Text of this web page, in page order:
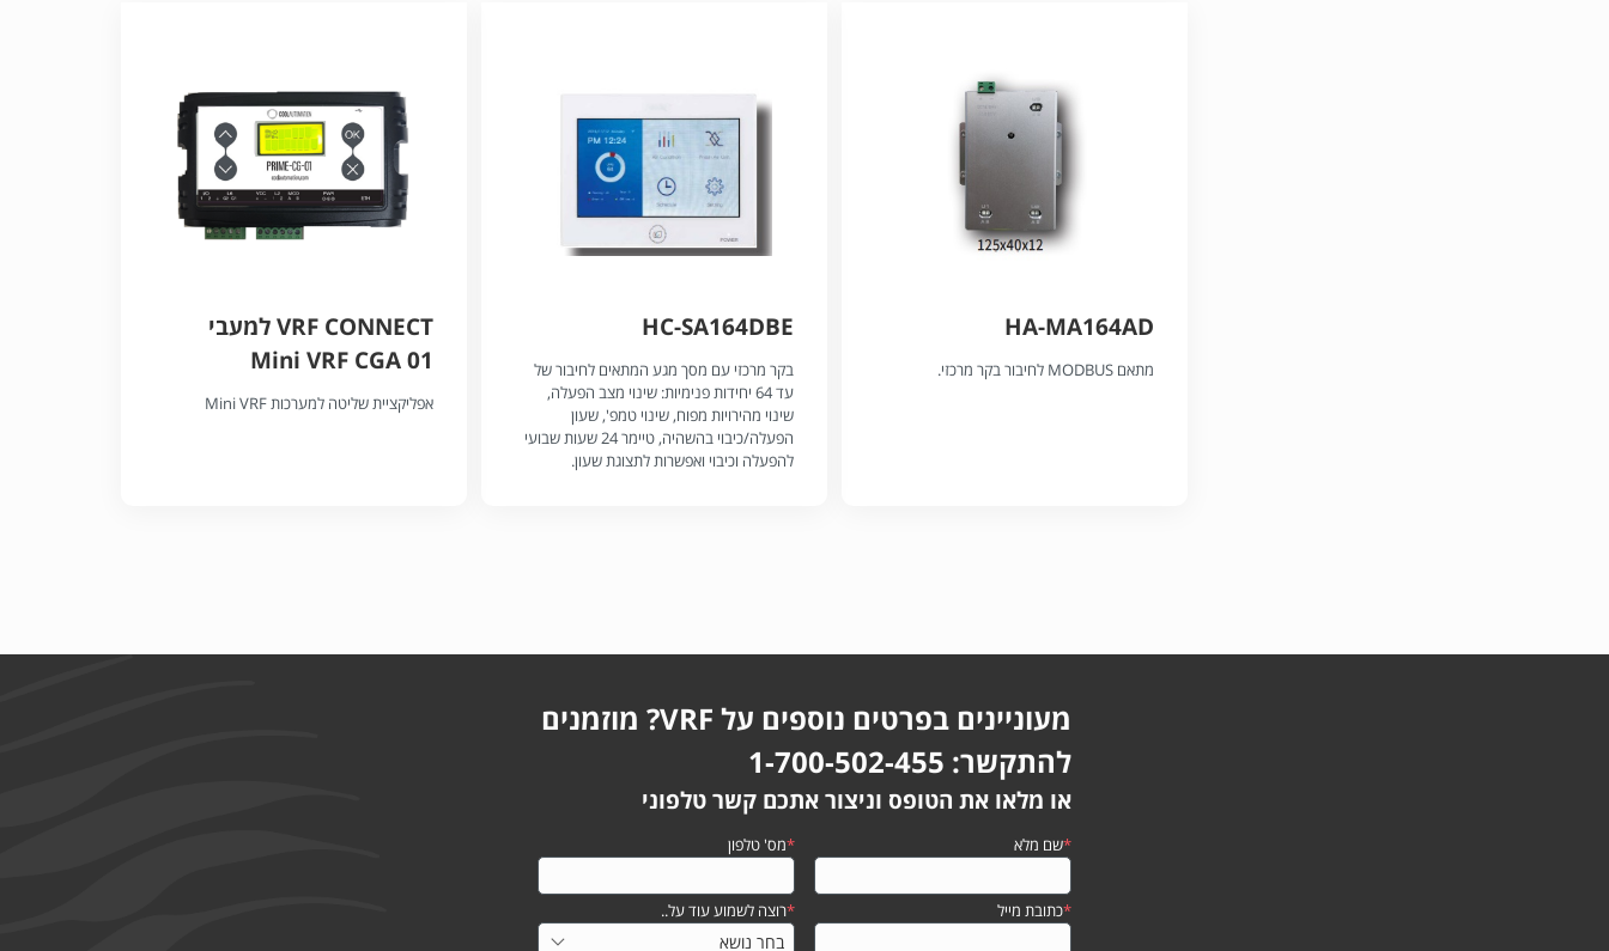
HA-MA164AD
מתאם MODBUS לחיבור בקר מרכזי.
HC-SA164DBE
בקר מרכזי עם מסך מגע המתאים לחיבור של
עד 64 יחידות פנימיות: שינוי מצב הפעלה,
שינוי מהירויות מפוח, שינוי טמפ', שעון
הפעלה/כיבוי בהשהיה, טיימר 24 שעות שבועי
להפעלה וכיבוי ואפשרות לתצוגת שעון.
VRF CONNECT למעבי
Mini VRF CGA 01
אפליקציית שליטה למערכות Mini VRF
מעוניינים בפרטים נוספים על VRF? מוזמנים
להתקשר: 1-700-502-455
או מלאו את הטופס וניצור אתכם קשר טלפוני
*שם מלא *מס' טלפון
*כתובת מייל *רוצה לשמוע עוד על..